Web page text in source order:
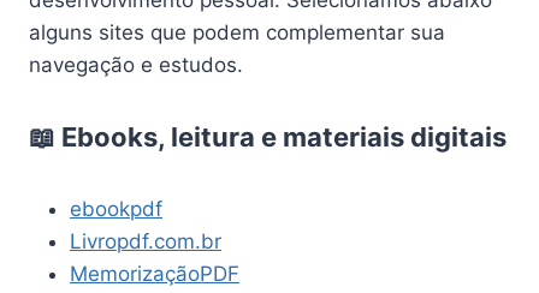
alguns sites que podem complementar sua
navegação e estudos.
📖 Ebooks, leitura e materiais digitais
ebookpdf
Livropdf.com.br
MemorizaçãoPDF